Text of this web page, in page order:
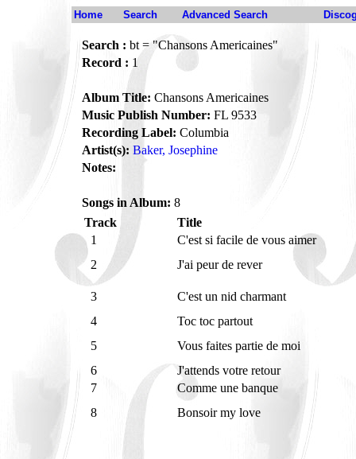
Home Search Advanced Search
Search : bt = "Chansons Americaines"
Record : 1
Album Title: Chansons Americaines
Music Publish Number: FL 9533
Recording Label: Columbia
Artist(s): Baker, Josephine
Notes:
Songs in Album: 8
Track
Title
1
C'est si facile de vous aimer
2
J'ai peur de rever
3
C'est un nid charmant
4
Toc toc partout
5
Vous faites partie de moi
6
J'attends votre retour
7
Comme une banque
8
Bonsoir my love